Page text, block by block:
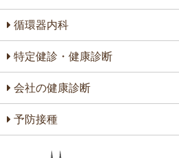
循環器内科
特定健診・健康診断
会社の健康診断
予防接種